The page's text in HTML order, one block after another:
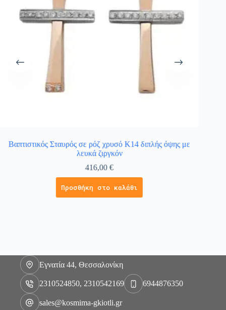
Βαπτιστικός Σταυρός σε ρόζ χρυσό Κ14 διπλής όψης με
λευκά ζιργκόν
416,00€
Προσθήκη στο καλάθι
Εγνατία 44, Θεσσαλονίκη
2310524850, 2310542169 6944876350
sales@kosmima-gkiotli.gr